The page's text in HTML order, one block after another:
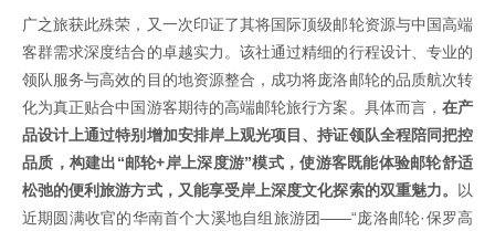
广之旅获此殊荣，又一次印证了其将国际顶级邮轮资源与中国高端
客群需求深度结合的卓越实力。该社通过精细的行程设计、专业的
领队服务与高效的目的地资源整合，成功将庞洛邮轮的品质航次转
化为真正贴合中国游客期待的高端邮轮旅行方案。具体而言， 在产
品设计上通过特别增加安排岸上观光项目、持证领队全程陪同把控
品质，构建出“邮轮+岸上深度游”模式，使游客既能体验邮轮舒适
松弛的便利旅游方式，又能享受岸上深度文化探索的双重魅力。
以
近期圆满收官的华南首个大溪地自组旅游团——“庞洛邮轮·保罗高